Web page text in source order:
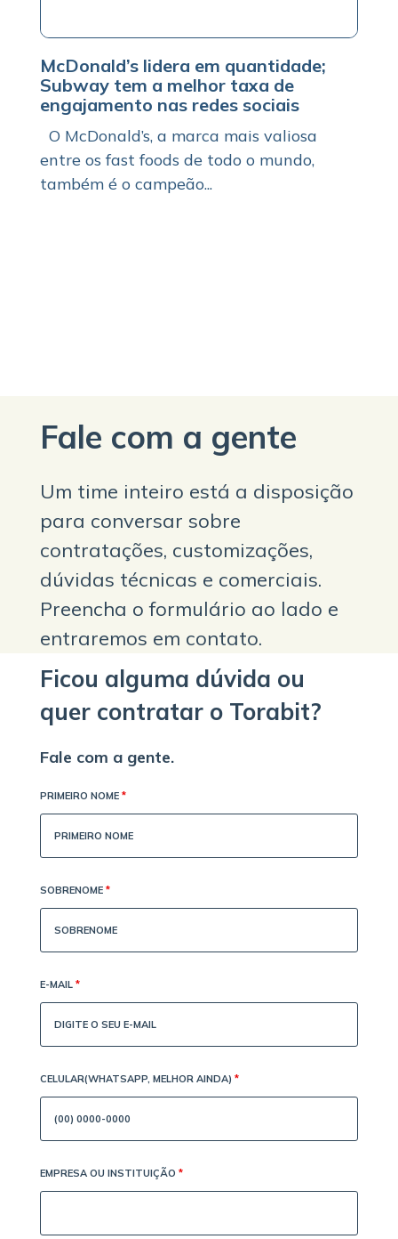
McDonald’s lidera em quantidade;
Subway tem a melhor taxa de
engajamento nas redes sociais
O McDonald’s, a marca mais valiosa
entre os fast foods de todo o mundo,
também é o campeão...
Fale com a gente
Um time inteiro está a disposição
para conversar sobre
contratações, customizações,
dúvidas técnicas e comerciais.
Preencha o formulário ao lado e
entraremos em contato.
Ficou alguma dúvida ou
quer contratar o Torabit?
Fale com a gente.
PRIMEIRO NOME *
SOBRENOME *
E-MAIL *
CELULAR(WHATSAPP, MELHOR AINDA) *
EMPRESA OU INSTITUIÇÃO *